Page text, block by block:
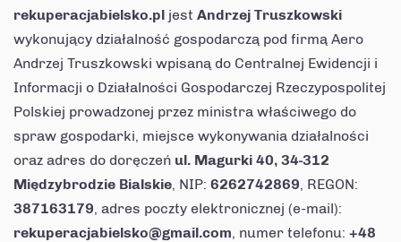
rekuperacjabielsko.pl jest Andrzej Truszkowski
wykonujący działalność gospodarczą pod firmą Aero
Andrzej Truszkowski wpisaną do Centralnej Ewidencji i
Informacji o Działalności Gospodarczej Rzeczypospolitej
Polskiej prowadzonej przez ministra właściwego do
spraw gospodarki, miejsce wykonywania działalności
oraz adres do doręczeń ul. Magurki 40, 34-312
Międzybrodzie Bialskie, NIP: 6262742869, REGON:
387163179, adres poczty elektronicznej (e-mail):
rekuperacjabielsko@gmail.com, numer telefonu: +48